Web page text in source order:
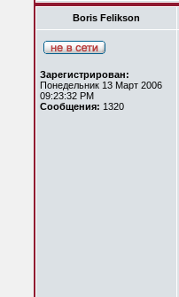
Boris Felikson
Зарегистрирован:
Понедельник 13 Март 2006
09:23:32 PM
Сообщения: 1320